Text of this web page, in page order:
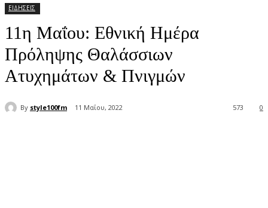
ΕΙΔΗΣΕΙΣ
11η Μαΐου: Εθνική Ημέρα
Πρόληψης Θαλάσσιων
Ατυχημάτων & Πνιγμών
By style100fm 11 Μαΐου, 2022 0
573